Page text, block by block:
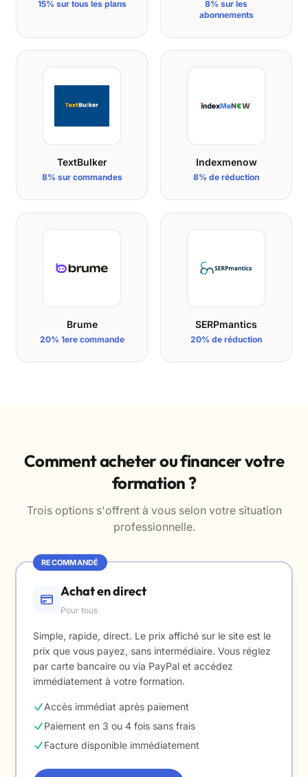
15% sur tous les plans
8% sur les
abonnements
TextBulker
8% sur commandes
Indexmenow
8% de réduction
Brume
20% 1ere commande
SERPmantics
20% de réduction
Comment acheter ou financer votre
formation ?
Trois options s'offrent à vous selon votre situation
professionnelle.
RECOMMANDÉ
Achat en direct
Pour tous
Simple, rapide, direct. Le prix affiché sur le site est le
prix que vous payez, sans intermédiaire. Vous réglez
par carte bancaire ou via PayPal et accédez
immédiatement à votre formation.
Accès immédiat après paiement
Paiement en 3 ou 4 fois sans frais
Facture disponible immédiatement